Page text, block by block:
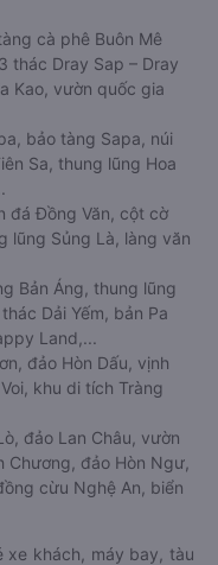
cà phê Buôn Mê
thác Dray Sap – Dray
Kao, vườn quốc gia
bảo tàng Sapa, núi
Sa, thung lũng Hoa
đá Đồng Văn, cột cờ
lũng Sủng Là, làng văn
Bản Áng, thung lũng
Dải Yếm, bản Pa
Land,...
đảo Hòn Dấu, vịnh
khu di tích Tràng
đảo Lan Châu, vườn
Chương, đảo Hòn Ngư,
cừu Nghệ An, biển
xe khách, máy bay, tàu